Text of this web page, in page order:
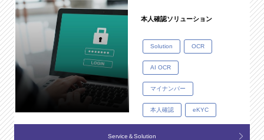
Service＆Solution
本人確認ソリューション
Solution OCR
AI OCR
マイナンバー
本人確認 eKYC